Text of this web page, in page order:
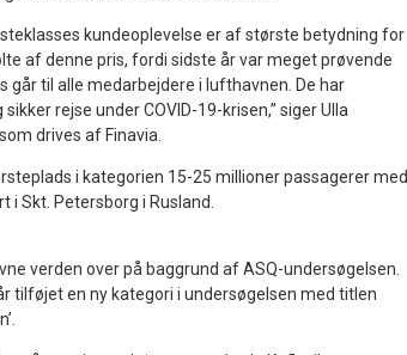
kundeoplevelse er af største betydning for
af denne pris, fordi sidste år var meget prøvende
går til alle medarbejdere i lufthavnen. De har
rejse under COVID-19-krisen,” siger Ulla
drives af Finavia.
i kategorien 15-25 millioner passagerer med
i Skt. Petersborg i Rusland.
verden over på baggrund af ASQ-undersøgelsen.
tilføjet en ny kategori i undersøgelsen med titlen